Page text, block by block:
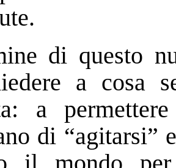
di questo
a cosa
a
di “agitarsi”